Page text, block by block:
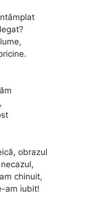
obrazul
chinuit,
am iubit!